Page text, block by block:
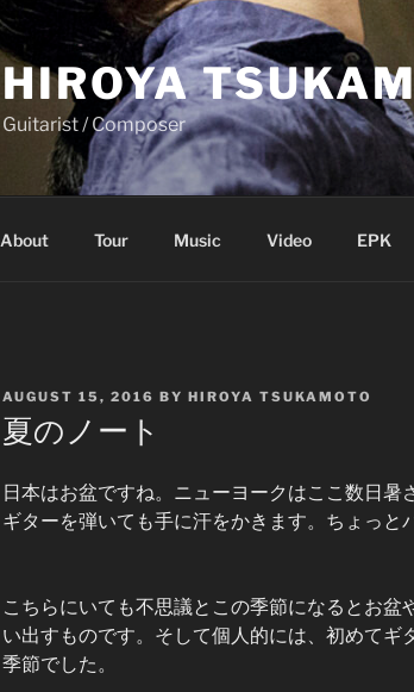
HIROYA
Guitarist / Composer
About Tour Music Video EPK
POSTED
ON
AUGUST 15, 2016 BY HIROYA TSUKAMOTO
夏のノート
日本はお盆ですね。ニューヨークはここ数日暑
ギターを弾いても手に汗をかきます。ちょっと
こちらにいても不思議とこの季節になるとお盆
い出すものです。そして個人的には、初めてギ
季節でした。